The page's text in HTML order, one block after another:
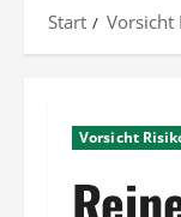
Start Vorsicht
Vorsicht